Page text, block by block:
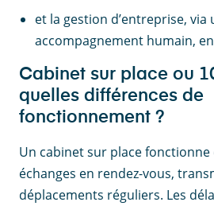
et la gestion d’entreprise, via
accompagnement humain,
Cabinet sur place ou
quelles différences de
fonctionnement ?
Un cabinet sur place fonctionne
échanges en rendez-vous,
déplacements réguliers. Les